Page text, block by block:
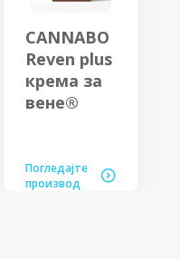
CANNABO
Reven plus
крема за
вене®
Погледајте
производ